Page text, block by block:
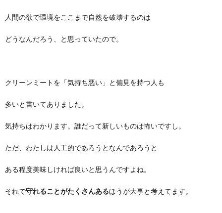
人間の欲で環境をここまで自然を破壊するのは
どうなんだろう、と思っていたので。
クリーンミートを「気持ち悪い」と偏見を持つ人も
多いと書いてありました。
気持ちはわかります。誰だって新しいものは怖いですし。
ただ、わたしは人工的であろうとなんであろうと
ある程度美味しければ良いと思うんですよね。
それで守れることがたくさんあるほうが大事と考えてます。